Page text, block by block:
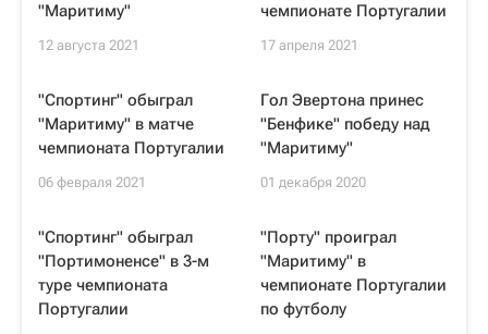
"Маритиму"
12 августа 2021
чемпионате Португалии
17 апреля 2021
"Спортинг" обыграл
"Маритиму" в матче
чемпионата Португалии
06 февраля 2021
Гол Эвертона принес
"Бенфике" победу над
"Маритиму"
01 декабря 2020
"Спортинг" обыграл
"Портимоненсе" в 3-м
туре чемпионата
Португалии
"Порту" проиграл
"Маритиму" в
чемпионате Португалии
по футболу